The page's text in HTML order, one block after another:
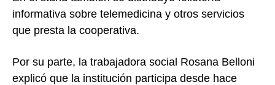
informativa sobre telemedicina y otros servicios
que presta la cooperativa.
Por su parte, la trabajadora social Rosana Belloni
explicó que la institución participa desde hace